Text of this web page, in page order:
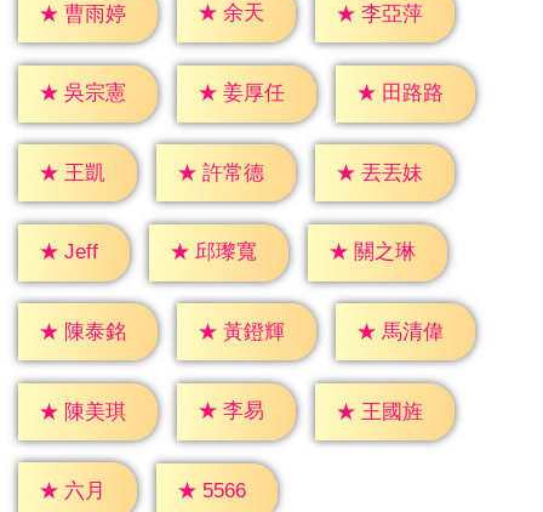
★ 曹雨婷 ★ 余天 ★ 李亞萍
★ 吳宗憲 ★ 姜厚任 ★ 田路路
★ 王凱 ★ 許常德 ★ 丟丟妹
★ Jeff ★ 邱瓈寬 ★ 關之琳
★ 陳泰銘 ★ 黃鐙輝 ★ 馬清偉
★ 陳美琪 ★ 李易 ★ 王國旌
★ 六月 ★ 5566